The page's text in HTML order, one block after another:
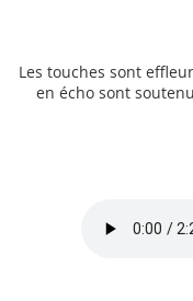
Les touches sont
en écho sont